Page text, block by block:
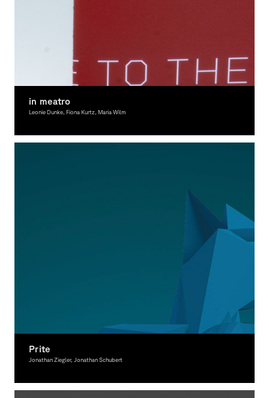
in meatro
Leonie Dunke, Fiona Kurtz, Maria Wilm
Prite
Jonathan Ziegler, Jonathan Schubert